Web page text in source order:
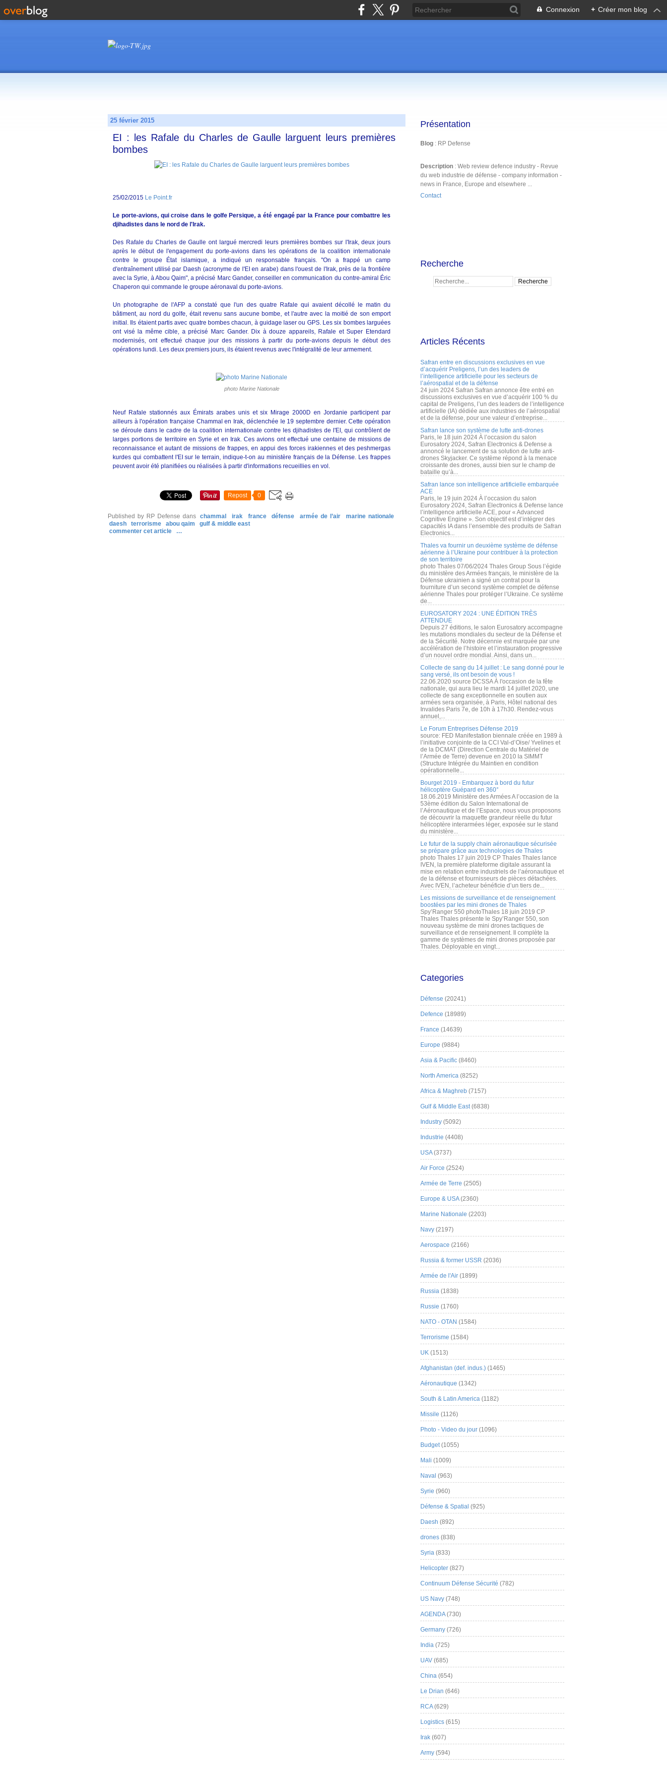
Connexion + Créer mon blog
25 février 2015
EI : les Rafale du Charles de Gaulle larguent leurs premières
bombes
25/02/2015 Le Point.fr
Le porte-avions, qui croise dans le golfe Persique, a été engagé par la France pour combattre les
djihadistes dans le nord de l'Irak.
Des Rafale du Charles de Gaulle ont largué mercredi leurs premières bombes sur l'Irak, deux jours
après le début de l'engagement du porte-avions dans les opérations de la coalition internationale
contre le groupe État islamique, a indiqué un responsable français. "On a frappé un camp
d'entraînement utilisé par Daesh (acronyme de l'EI en arabe) dans l'ouest de l'Irak, près de la frontière
avec la Syrie, à Abou Qaim", a précisé Marc Gander, conseiller en communication du contre-amiral Éric
Chaperon qui commande le groupe aéronaval du porte-avions.
Un photographe de l'AFP a constaté que l'un des quatre Rafale qui avaient décollé le matin du
bâtiment, au nord du golfe, était revenu sans aucune bombe, et l'autre avec la moitié de son emport
initial. Ils étaient partis avec quatre bombes chacun, à guidage laser ou GPS. Les six bombes larguées
ont visé la même cible, a précisé Marc Gander. Dix à douze appareils, Rafale et Super Etendard
modernisés, ont effectué chaque jour des missions à partir du porte-avions depuis le début des
opérations lundi. Les deux premiers jours, ils étaient revenus avec l'intégralité de leur armement.
photo Marine Nationale
Neuf Rafale stationnés aux Émirats arabes unis et six Mirage 2000D en Jordanie participent par
ailleurs à l'opération française Chammal en Irak, déclenchée le 19 septembre dernier. Cette opération
se déroule dans le cadre de la coalition internationale contre les djihadistes de l'EI, qui contrôlent de
larges portions de territoire en Syrie et en Irak. Ces avions ont effectué une centaine de missions de
reconnaissance et autant de missions de frappes, en appui des forces irakiennes et des peshmergas
kurdes qui combattent l'EI sur le terrain, indique-t-on au ministère français de la Défense. Les frappes
peuvent avoir été planifiées ou réalisées à partir d'informations recueillies en vol.
Repost 0
Published by RP Defense dans chammal irak france défense armée de l’air
marine nationale
daesh
terrorisme abou qaim
gulf & middle east
commenter cet article
…
Présentation
Blog : RP Defense
Description : Web review defence industry - Revue
du web industrie de défense - company information -
news in France, Europe and elsewhere ...
Contact
Recherche
Articles Récents
Safran entre en discussions exclusives en vue
d’acquérir Preligens, l’un des leaders de
l’intelligence artificielle pour les secteurs de
l’aérospatial et de la défense
24 juin 2024 Safran Safran annonce être entré en
discussions exclusives en vue d’acquérir 100 % du
capital de Preligens, l’un des leaders de l’intelligence
artificielle (IA) dédiée aux industries de l’aérospatial
et de la défense, pour une valeur d’entreprise...
Safran lance son système de lutte anti-drones
Paris, le 18 juin 2024 À l’occasion du salon
Eurosatory 2024, Safran Electronics & Defense a
annoncé le lancement de sa solution de lutte anti-
drones Skyjacker. Ce système répond à la menace
croissante des drones, aussi bien sur le champ de
bataille qu’à...
Safran lance son intelligence artificielle embarquée
ACE
Paris, le 19 juin 2024 À l’occasion du salon
Eurosatory 2024, Safran Electronics & Defense lance
l’intelligence artificielle ACE, pour « Advanced
Cognitive Engine ». Son objectif est d’intégrer des
capacités IA dans l’ensemble des produits de Safran
Electronics...
Thales va fournir un deuxième système de défense
aérienne à l’Ukraine pour contribuer à la protection
de son territoire
photo Thales 07/06/2024 Thales Group Sous l’égide
du ministère des Armées français, le ministère de la
Défense ukrainien a signé un contrat pour la
fourniture d’un second système complet de défense
aérienne Thales pour protéger l’Ukraine. Ce système
de...
EUROSATORY 2024 : UNE ÉDITION TRÈS
ATTENDUE
Depuis 27 éditions, le salon Eurosatory accompagne
les mutations mondiales du secteur de la Défense et
de la Sécurité. Notre décennie est marquée par une
accélération de l’histoire et l’instauration progressive
d’un nouvel ordre mondial. Ainsi, dans un...
Collecte de sang du 14 juillet : Le sang donné pour le
sang versé, ils ont besoin de vous !
22.06.2020 source DCSSA À l'occasion de la fête
nationale, qui aura lieu le mardi 14 juillet 2020, une
collecte de sang exceptionnelle en soutien aux
armées sera organisée, à Paris, Hôtel national des
Invalides Paris 7e, de 10h à 17h30. Rendez-vous
annuel,...
Le Forum Entreprises Défense 2019
source: FED Manifestation biennale créée en 1989 à
l’initiative conjointe de la CCI Val-d’Oise/ Yvelines et
de la DCMAT (Direction Centrale du Matériel de
l’Armée de Terre) devenue en 2010 la SIMMT
(Structure Intégrée du Maintien en condition
opérationnelle...
Bourget 2019 - Embarquez à bord du futur
hélicoptère Guépard en 360°
18.06.2019 Ministère des Armées A l’occasion de la
53ème édition du Salon International de
l’Aéronautique et de l’Espace, nous vous proposons
de découvrir la maquette grandeur réelle du futur
hélicoptère interarmées léger, exposée sur le stand
du ministère...
Le futur de la supply chain aéronautique sécurisée
se prépare grâce aux technologies de Thales
photo Thales 17 juin 2019 CP Thales Thales lance
IVEN, la première plateforme digitale assurant la
mise en relation entre industriels de l’aéronautique et
de la défense et fournisseurs de pièces détachées.
Avec IVEN, l’acheteur bénéficie d’un tiers de...
Les missions de surveillance et de renseignement
boostées par les mini drones de Thales
Spy’Ranger 550 photoThales 18 juin 2019 CP
Thales Thales présente le Spy’Ranger 550, son
nouveau système de mini drones tactiques de
surveillance et de renseignement. Il complète la
gamme de systèmes de mini drones proposée par
Thales. Déployable en vingt...
Categories
Défense (20241)
Defence (18989)
France (14639)
Europe (9884)
Asia & Pacific (8460)
North America (8252)
Africa & Maghreb (7157)
Gulf & Middle East(6838)
Industry (5092)
Industrie (4408)
USA(3737)
Air Force (2524)
Armée de Terre (2505)
Europe & USA(2360)
Marine Nationale (2203)
Navy (2197)
Aerospace (2166)
Russia & former USSR (2036)
Armée de l'Air (1899)
Russia (1838)
Russie (1760)
NATO - OTAN (1584)
Terrorisme (1584)
UK (1513)
Afghanistan (def. indus.) (1465)
Aéronautique (1342)
South & Latin America (1182)
Missile (1126)
Photo - Video du jour (1096)
Budget(1055)
Mali (1009)
Naval (963)
Syrie (960)
Défense & Spatial (925)
Daesh (892)
drones (838)
Syria (833)
Helicopter (827)
Continuum Défense Sécurité (782)
US Navy (748)
AGENDA(730)
Germany (726)
India (725)
UAV (685)
China (654)
Le Drian (646)
RCA(629)
Logistics (615)
Irak (607)
Army (594)